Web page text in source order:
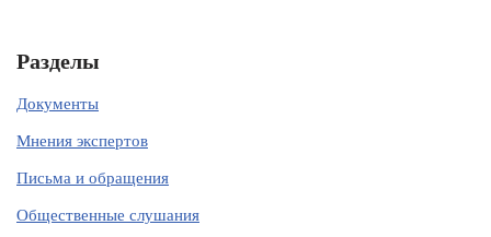
Разделы
Документы
Мнения экспертов
Письма и обращения
Общественные слушания